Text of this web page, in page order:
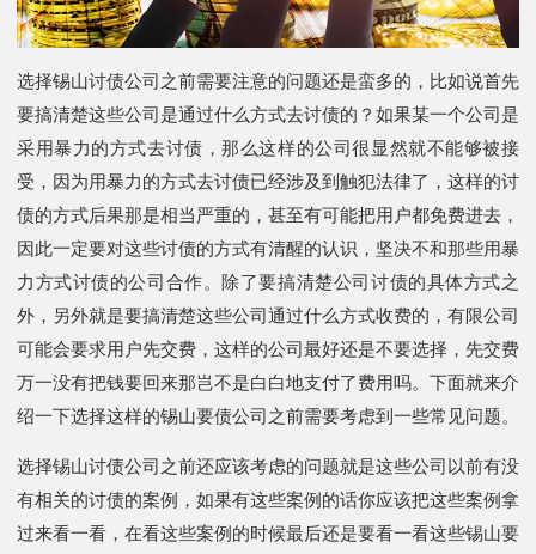
选择锡山讨债公司之前需要注意的问题还是蛮多的，比如说首先
要搞清楚这些公司是通过什么方式去讨债的？如果某一个公司是
采用暴力的方式去讨债，那么这样的公司很显然就不能够被接
受，因为用暴力的方式去讨债已经涉及到触犯法律了，这样的讨
债的方式后果那是相当严重的，甚至有可能把用户都免费进去，
因此一定要对这些讨债的方式有清醒的认识，坚决不和那些用暴
力方式讨债的公司合作。除了要搞清楚公司讨债的具体方式之
外，另外就是要搞清楚这些公司通过什么方式收费的，有限公司
可能会要求用户先交费，这样的公司最好还是不要选择，先交费
万一没有把钱要回来那岂不是白白地支付了费用吗。下面就来介
绍一下选择这样的锡山要债公司之前需要考虑到一些常见问题。
选择锡山讨债公司之前还应该考虑的问题就是这些公司以前有没
有相关的讨债的案例，如果有这些案例的话你应该把这些案例拿
过来看一看，在看这些案例的时候最后还是要看一看这些锡山要